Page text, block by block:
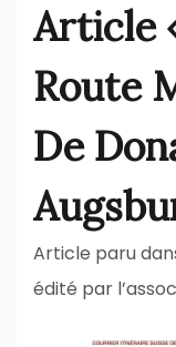
Article
Route
De
Article paru
édité par